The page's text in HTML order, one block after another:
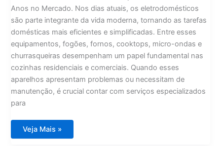
Anos no Mercado. Nos dias atuais, os eletrodomésticos
são parte integrante da vida moderna, tornando as tarefas
domésticas mais eficientes e simplificadas. Entre esses
equipamentos, fogões, fornos, cooktops, micro-ondas e
churrasqueiras desempenham um papel fundamental nas
cozinhas residenciais e comerciais. Quando esses
aparelhos apresentam problemas ou necessitam de
manutenção, é crucial contar com serviços especializados
para
Assistência
Técnica
Veja Mais »